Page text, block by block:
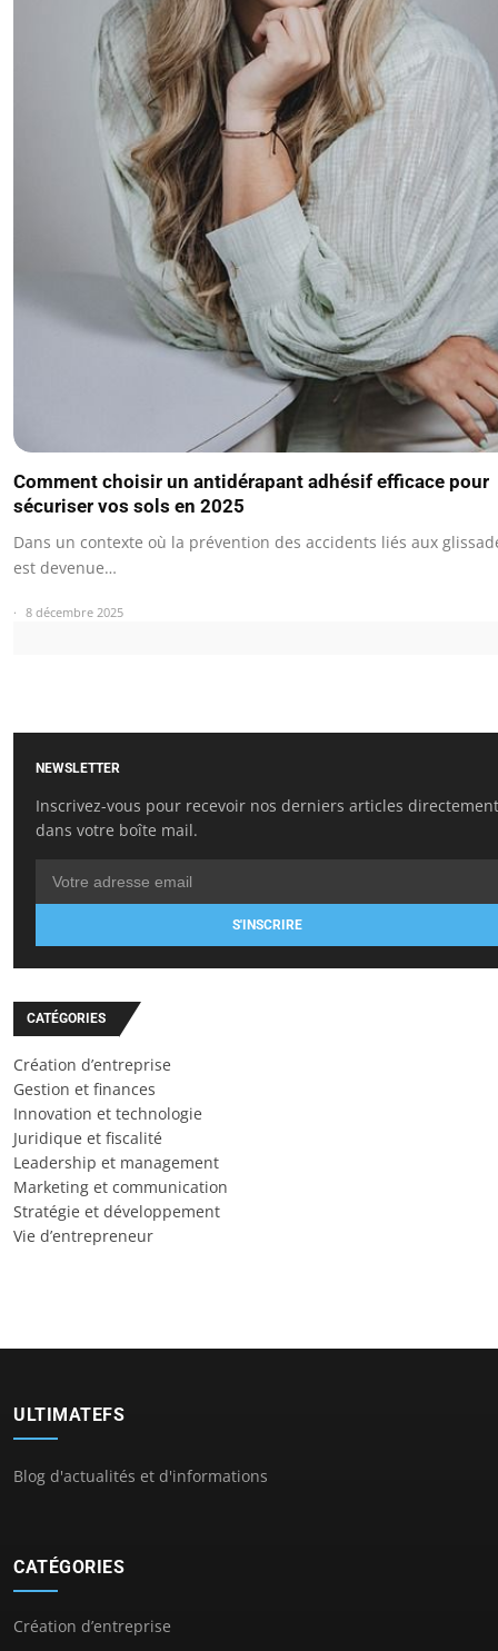
Comment choisir un antidérapant adhésif efficace pour
sécuriser vos sols en 2025
Dans un contexte où la prévention des accidents liés aux
est devenue…
8 décembre 2025
NEWSLETTER
Inscrivez-vous pour recevoir nos derniers articles directement
dans votre boîte mail.
S'INSCRIRE
CATÉGORIES
Création d’entreprise
Gestion et finances
Innovation et technologie
Juridique et fiscalité
Leadership et management
Marketing et communication
Stratégie et développement
Vie d’entrepreneur
ULTIMATEFS
Blog d'actualités et d'informations
CATÉGORIES
Création d’entreprise